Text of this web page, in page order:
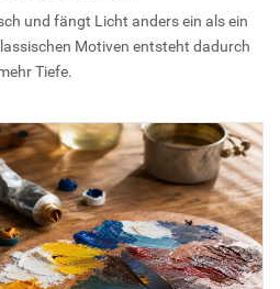
und fängt Licht anders ein als ein
Motiven entsteht dadurch
Tiefe.